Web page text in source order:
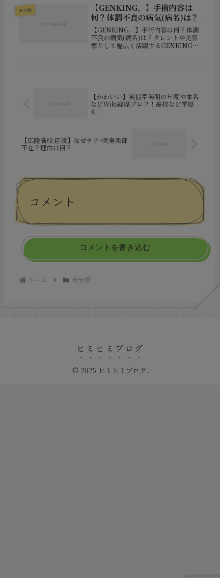
ップで、日本代表はアイスランド代表
と対戦することになりました。そん
な...
未分類
【GENKING．】手術内容は
何？体調不良の病気(病名)は？
【GENKING．】手術内容は何？体調
不良の病気(病名)は？タレントや美容
家として幅広く活躍するGENKING．
【かわいい】笑福亭喬明の年齢や本名
などWiki経歴プロフ！高校など学歴
も！
【広陵高校:応援】なぜチア･吹奏楽部
不在？理由は何？
コメント
コメントを書き込む
ホーム 未分類
ヒミヒミブログ
© 2025 ヒミヒミブログ.